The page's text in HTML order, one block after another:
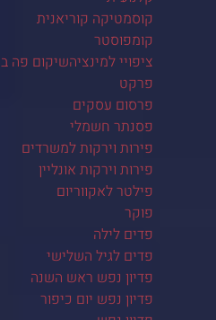
קוסמטיקה קוריאנית
קומפוסטר
ציפויי למינציהשיקום פה
פרקט
פרסום עסקים
פסנתר חשמלי
פירות וירקות למשרדים
פירות וירקות אונליין
פילטר לאקווריום
פוקר
פדים לילה
פדים לגיל השלישי
פדיון נפש ראש השנה
פדיון נפש יום כיפור